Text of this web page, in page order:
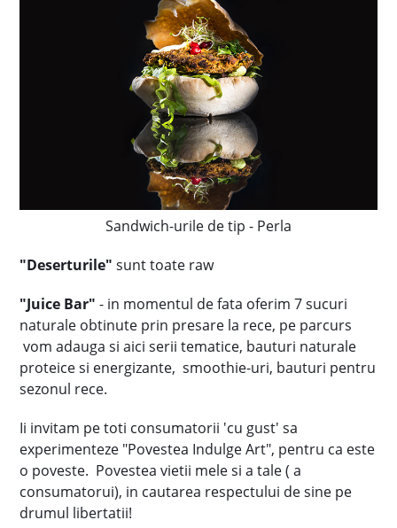
Sandwich-urile de tip - Perla
"Deserturile" sunt toate raw
"Juice Bar" - in momentul de fata oferim 7 sucuri
naturale obtinute prin presare la rece, pe parcurs
vom adauga si aici serii tematice, bauturi naturale
proteice si energizante, smoothie-uri, bauturi pentru
sezonul rece.
Ii invitam pe toti consumatorii 'cu gust' sa
experimenteze "Povestea Indulge Art", pentru ca este
o poveste. Povestea vietii mele si a tale ( a
consumatorui), in cautarea respectului de sine pe
drumul libertatii!